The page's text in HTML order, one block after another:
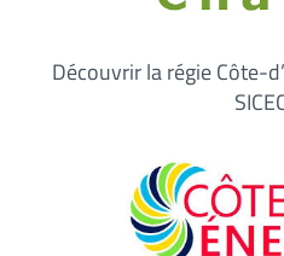
Découvrir la régie Côte-